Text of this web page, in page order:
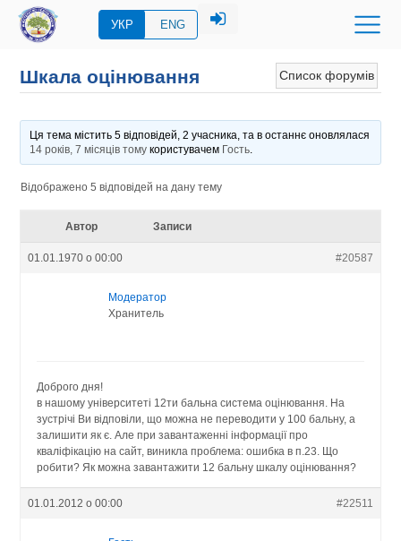
УКР ENG
Список форумів
Шкала оцінювання
Ця тема містить 5 відповідей, 2 учасника, та в останнє оновлялася
14 років, 7 місяців томукористувачем Гость.
Відображено 5 відповідей на дану тему
Автор Записи
01.01.1970 о 00:00 #20587
Модератор
Хранитель
Доброго дня!
в нашому університеті 12ти бальна система оцінювання. На
зустрічі Ви відповіли, що можна не переводити у 100 бальну, а
залишити як є. Але при завантаженні інформації про
кваліфікацію на сайт, виникла проблема: ошибка в п.23. Що
робити? Як можна завантажити 12 бальну шкалу оцінювання?
01.01.2012 о 00:00 #22511